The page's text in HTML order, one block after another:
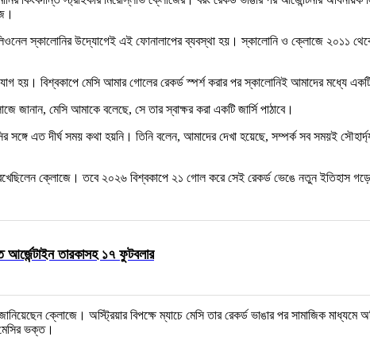
লিওনেল স্কালোনির উদ্যোগেই এই ফোনালাপের ব্যবস্থা হয়। স্কালোনি ও ক্লোজে ২০১১
বিশ্বকাপে মেসি আমার গোলের রেকর্ড স্পর্শ করার পর স্কালোনিই আমাদের মধ্যে
মেসি আমাকে বলেছে, সে তার স্বাক্ষর করা একটি জার্সি পাঠাবে।
সঙ্গে এত দীর্ঘ সময় কথা হয়নি। তিনি বলেন, আমাদের দেখা হয়েছে, সম্পর্ক সব সময়ই
ক্লোজে। তবে ২০২৬ বিশ্বকাপে ২১ গোল করে সেই রেকর্ড ভেঙে নতুন ইতিহাস
আর্জেন্টাইন তারকাসহ ১৭ ফুটবলার
ক্লোজে। অস্ট্রিয়ার বিপক্ষে ম্যাচে মেসি তার রেকর্ড ভাঙার পর সামাজিক মাধ্যমে
ভক্ত।